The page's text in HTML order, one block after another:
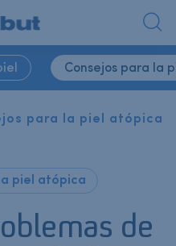
Consejos para la
para la piel atópica
piel atópica
de